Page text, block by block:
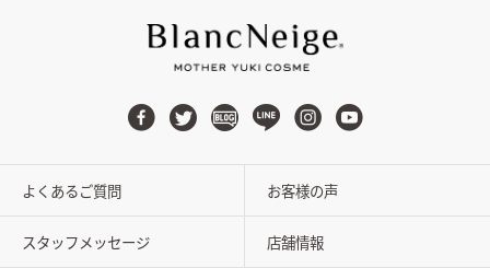
よくあるご質問 お客様の声
スタッフメッセージ 店舗情報